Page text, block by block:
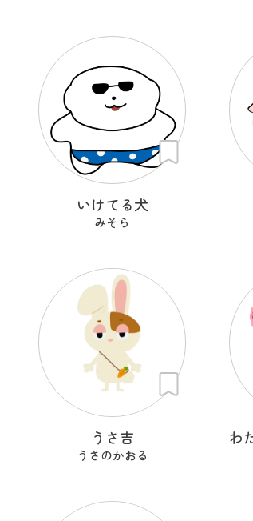
いけてる犬
みそら
うさ吉
うさのかおる